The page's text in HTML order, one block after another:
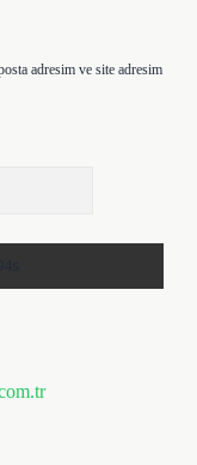
adresim ve site adresim